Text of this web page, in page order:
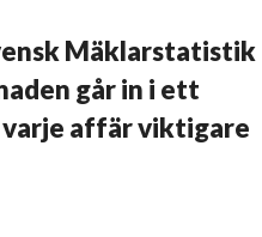
Mäklarstatistik
går in i ett
varje affär viktigare